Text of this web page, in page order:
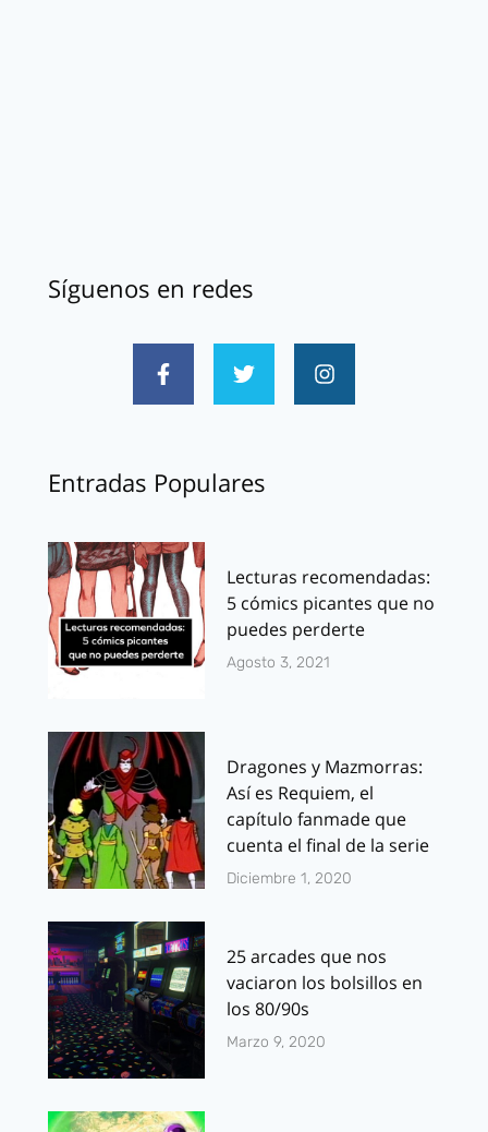
Síguenos en redes
Entradas Populares
Lecturas recomendadas:
5 cómics picantes que no
puedes perderte
Agosto 3, 2021
Dragones y Mazmorras:
Así es Requiem, el
capítulo fanmade que
cuenta el final de la serie
Diciembre 1, 2020
25 arcades que nos
vaciaron los bolsillos en
los 80/90s
Marzo 9, 2020